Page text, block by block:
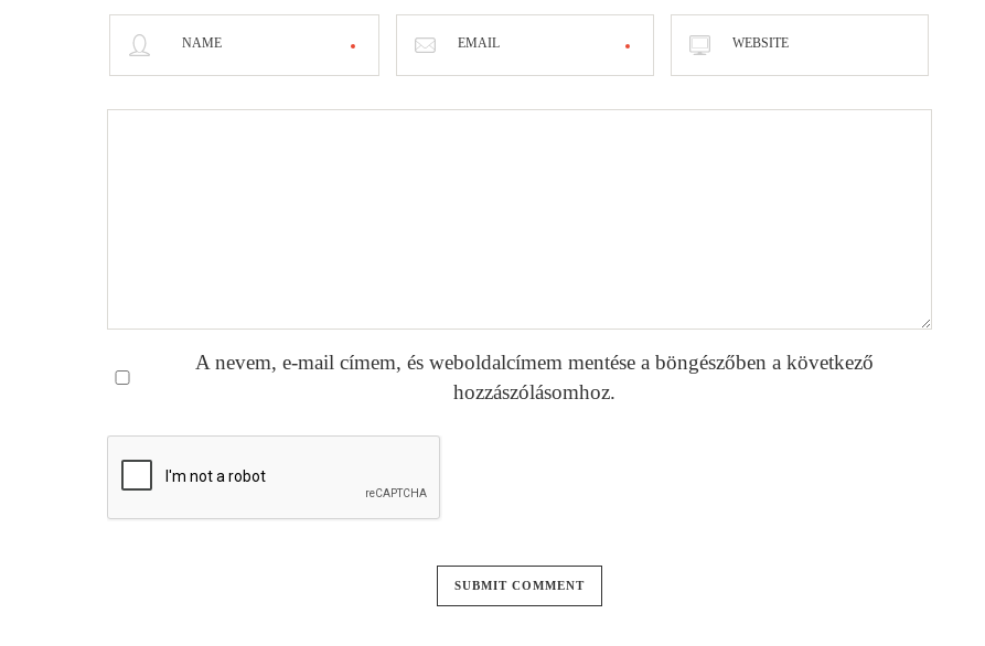
NAME EMAIL WEBSITE
A nevem, e-mail címem, és weboldalcímem mentése a böngészőben a következő
hozzászólásomhoz.